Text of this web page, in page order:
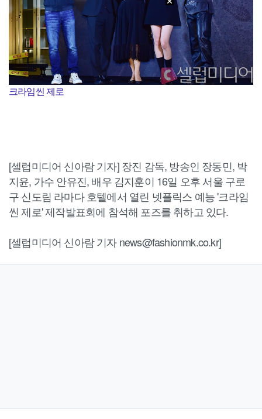
크라임씬 제로
[셀럽미디어 신아람 기자] 장진 감독, 방송인 장동민, 박
지윤, 가수 안유진, 배우 김지훈이 16일 오후 서울 구로
구 신도림 라마다 호텔에서 열린 넷플릭스 예능 '크라임
씬 제로' 제작발표회에 참석해 포즈를 취하고 있다.
[셀럽미디어 신아람 기자 news@fashionmk.co.kr]